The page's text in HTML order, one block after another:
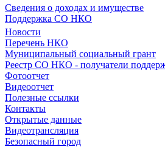
Сведения о доходах и имуществе
Поддержка СО НКО
Новости
Перечень НКО
Муниципальный социальный грант
Реестр СО НКО - получатели
Фотоотчет
Видеоотчет
Полезные ссылки
Контакты
Открытые данные
Видеотрансляция
Безопасный город